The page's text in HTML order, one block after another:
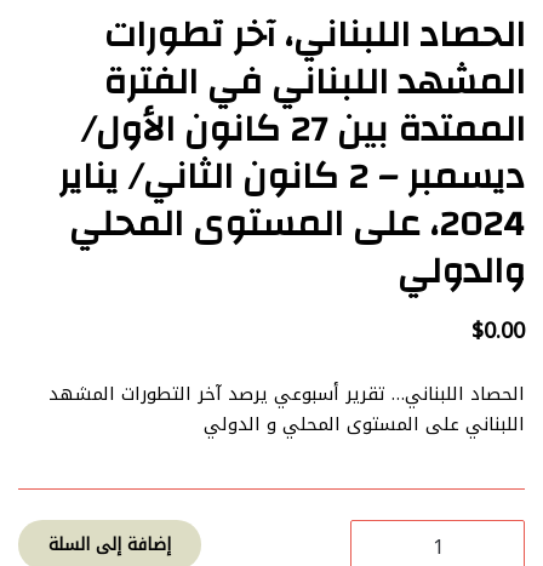
الحصاد اللبناني، آخر تطورات
المشهد اللبناني في الفترة
الممتدة بين 27 كانون الأول/
ديسمبر – 2 كانون الثاني/ يناير
2024، على المستوى المحلي
والدولي
$0.00
الحصاد اللبناني… تقرير أسبوعي يرصد آخر التطورات المشهد
اللبناني على المستوى المحلي و الدولي
كمية
إضافة إلى السلة